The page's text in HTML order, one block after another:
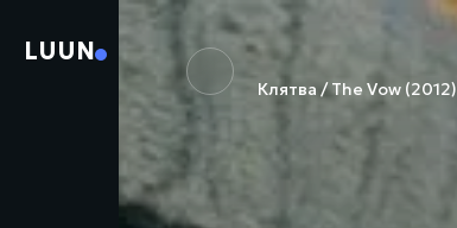
LUUN
Клятва / The Vow (2012)